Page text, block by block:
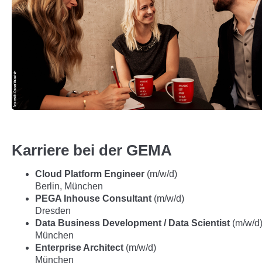
Karriere bei der GEMA
Cloud Platform Engineer (m/w/d)
Berlin, München
PEGA Inhouse Consultant (m/w/d)
Dresden
Data Business Development / Data Scientist (m/w/d)
München
Enterprise Architect (m/w/d)
München